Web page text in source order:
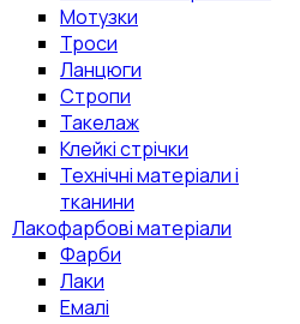
Мотузки
Троси
Ланцюги
Стропи
Такелаж
Клейкі стрічки
Технічні матеріали і
тканини
Лакофарбові матеріали
Фарби
Лаки
Емалі